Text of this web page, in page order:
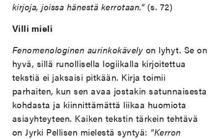
kirjoja, joissa hänestä kerrotaan.”(s. 72)
Villi mieli
Fenomenologinen aurinkokävely on lyhyt. Se on
hyvä, sillä runollisella logiikalla kirjoitettua
tekstiä ei jaksaisi pitkään. Kirja toimii
parhaiten, kun sen avaa jostakin satunnaisesta
kohdasta ja kiinnittämättä liikaa huomiota
asiayhteyteen. Kaiken tekstin tärkein tehtävä
on Jyrki Pellisen mielestä syntyä: ”Kerron